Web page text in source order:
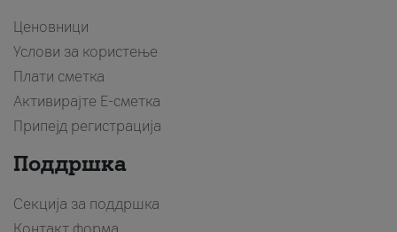
Ценовници
Услови за користење
Плати сметка
Активирајте Е-сметка
Припејд регистрација
Поддршка
Секција за поддршка